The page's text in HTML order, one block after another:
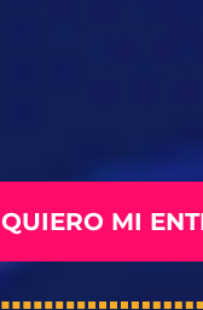
QUIERO MI